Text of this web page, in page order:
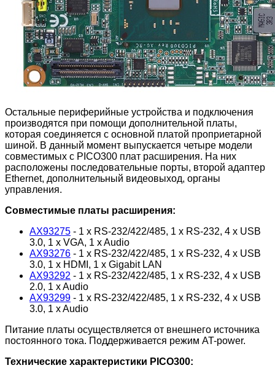
Остальные периферийные устройства и подключения
производятся при помощи дополнительной платы,
которая соединяется с основной платой проприетарной
шиной. В данный момент выпускается четыре модели
совместимых с PICO300 плат расширения. На них
расположены последовательные порты, второй адаптер
Ethernet, дополнительный видеовыход, органы
управления.
Совместимые платы расширения:
AX93275 - 1 x RS-232/422/485, 1 x RS-232, 4 x USB
3.0, 1 x VGA, 1 x Audio
AX93276 - 1 x RS-232/422/485, 1 x RS-232, 4 x USB
3.0, 1 x HDMI, 1 x Gigabit LAN
AX93292 - 1 x RS-232/422/485, 1 x RS-232, 4 x USB
2.0, 1 x Audio
AX93299 - 1 x RS-232/422/485, 1 x RS-232, 4 x USB
3.0, 1 x Audio
Питание платы осуществляется от внешнего источника
постоянного тока. Поддерживается режим AT-power.
Технические характеристики PICO300: